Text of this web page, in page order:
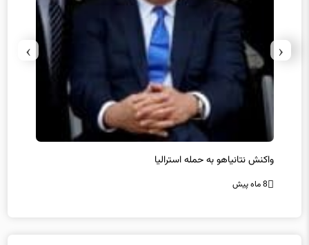
واکنش نتانیاهو به حمله استرالیا
8 ماه پیش
‹
›